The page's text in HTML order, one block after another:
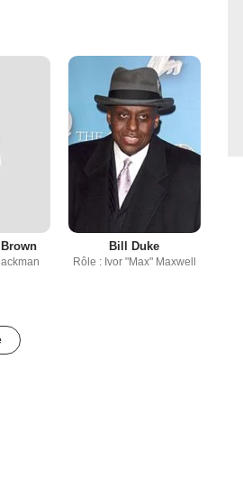
Bill Duke
Rôle : Ivor "Max" Maxwell